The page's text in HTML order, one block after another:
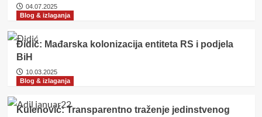
04.07.2025
Blog & izlaganja
Đidić: Mađarska kolonizacija entiteta RS i podjela
BiH
10.03.2025
Blog & izlaganja
Kulenović: Transparentno traženje jedinstvenog